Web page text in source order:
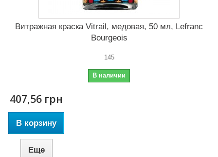
Витражная краска Vitrail, медовая, 50 мл, Lefranc
Bourgeois
145
В наличии
407,56 грн
В корзину
Еще